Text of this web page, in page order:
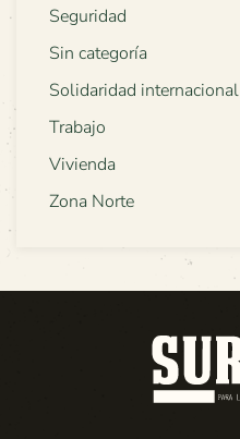
Seguridad
Sin categoría
Solidaridad internacional
Trabajo
Vivienda
Zona Norte